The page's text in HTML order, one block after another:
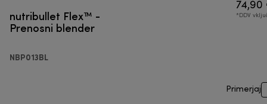
nutribullet Flex™ -
Prenosni blender
NBP013BL
74,90
*DDV
Primerjaj